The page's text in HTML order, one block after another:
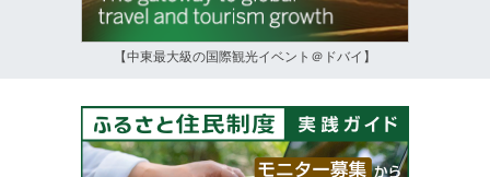
【中東最大級の国際観光イベント＠ドバイ】